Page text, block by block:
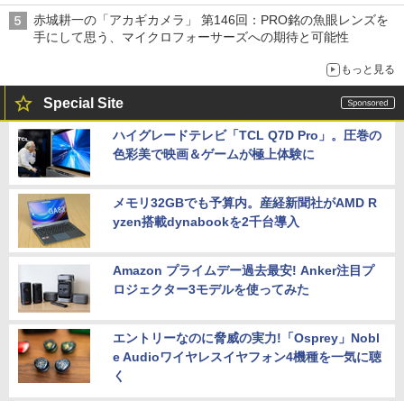
赤城耕一の「アカギカメラ」 第146回：PRO銘の魚眼レンズを
手にして思う、マイクロフォーサーズへの期待と可能性
もっと見る
Special Site
ハイグレードテレビ「TCL Q7D Pro」。圧巻の
色彩美で映画＆ゲームが極上体験に
メモリ32GBでも予算内。産経新聞社がAMD R
yzen搭載dynabookを2千台導入
Amazon プライムデー過去最安! Anker注目プ
ロジェクター3モデルを使ってみた
エントリーなのに脅威の実力!「Osprey」Nobl
e Audioワイヤレスイヤフォン4機種を一気に聴
く